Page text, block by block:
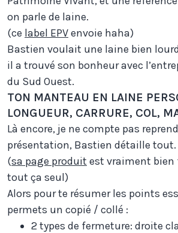
on parle de laine.
(ce label EPVenvoie haha)
Bastien voulait une laine bien
il a trouvé son bonheur avec
du Sud Ouest.
TON MANTEAU EN LAINE
LONGUEUR, CARRURE, COL,
Là encore, je ne compte pas
présentation, Bastien détaille tout.
(sa page produit est vraiment
tout ça seul)
Alors pour te résumer les points
permets un copié / collé :
2 types de fermeture: droite